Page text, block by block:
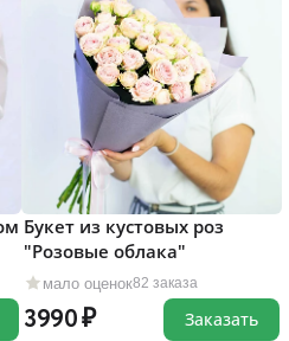
мало оценок82 заказа
Букет из кустовых роз
"Розовые облака"
3990 Заказать